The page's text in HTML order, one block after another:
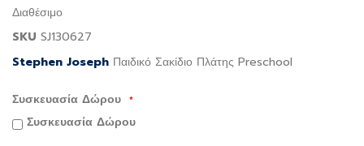
Διαθέσιμο
SKU SJ130627
Stephen Joseph Παιδικό Σακίδιο Πλάτης Preschool
Συσκευασία Δώρου
Συσκευασία Δώρου
images
gallery